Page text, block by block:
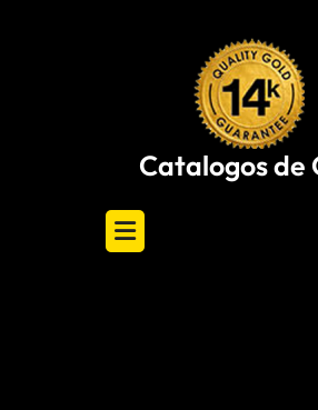
Catalogos de